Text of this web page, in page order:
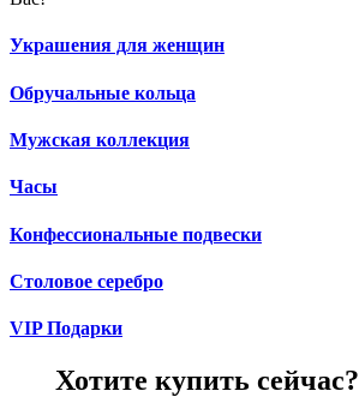
Украшения для женщин
Обручальные кольца
Мужская коллекция
Часы
Конфессиональные подвески
Столовое серебро
VIP Подарки
Хотите купить сейчас?